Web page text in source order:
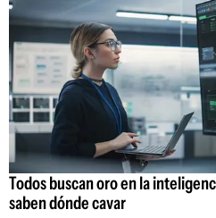
Todos buscan oro en la
saben dónde cavar